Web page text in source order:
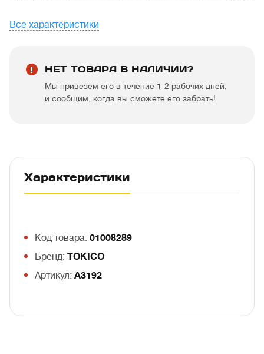
Все характеристики
НЕТ ТОВАРА В НАЛИЧИИ?
Мы привезем его в течение 1-2 рабочих дней,
и сообщим, когда вы сможете его забрать!
Характеристики
Код товара: 01008289
Бренд: TOKICO
Артикул: A3192